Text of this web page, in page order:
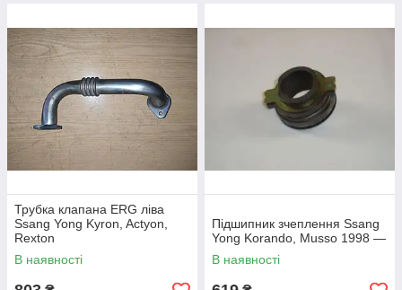
Трубка клапана ERG ліва
Ssang Yong Kyron, Actyon,
Rexton
В наявності
Підшипник зчеплення Ssang
Yong Korando, Musso 1998 —
В наявності